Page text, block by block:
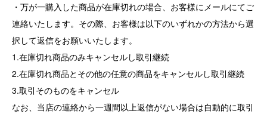
・万が一購入した商品が在庫切れの場合、お客様にメールにてご
連絡いたします。その際、お客様は以下のいずれかの方法から選
択して返信をお願いいたします。
1.在庫切れ商品のみキャンセルし取引継続
2.在庫切れ商品とその他の任意の商品をキャンセルし取引継続
3.取引そのものをキャンセル
なお、当店の連絡から一週間以上返信がない場合は自動的に取引